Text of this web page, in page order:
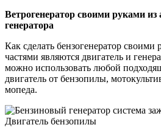
Ветрогенератор своими руками из
генератора
Как сделать бензогенератор
частями являются двигатель и
можно использовать любой
двигатель от бензопилы,
мопеда.
Двигатель бензопилы